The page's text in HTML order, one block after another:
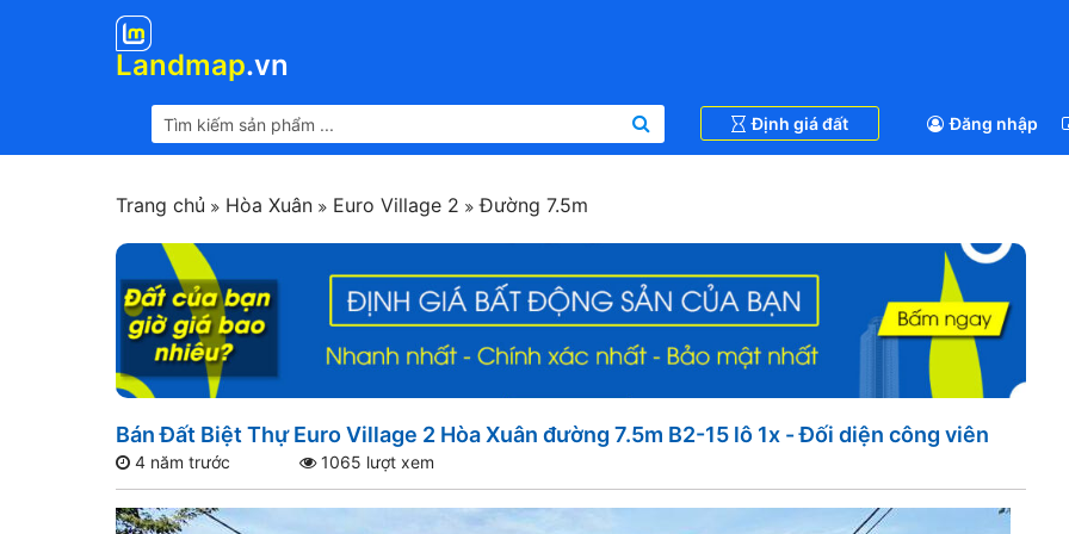
Landmap.vn
Định giá đất Đăng nhập
Trang chủ Hòa Xuân Euro Village 2 Đường 7.5m
Bán Đất Biệt Thự Euro Village 2 Hòa Xuân đường 7.5m B2-15 lô 1x - Đối diện công viên
4 năm trước 1065 lượt xem